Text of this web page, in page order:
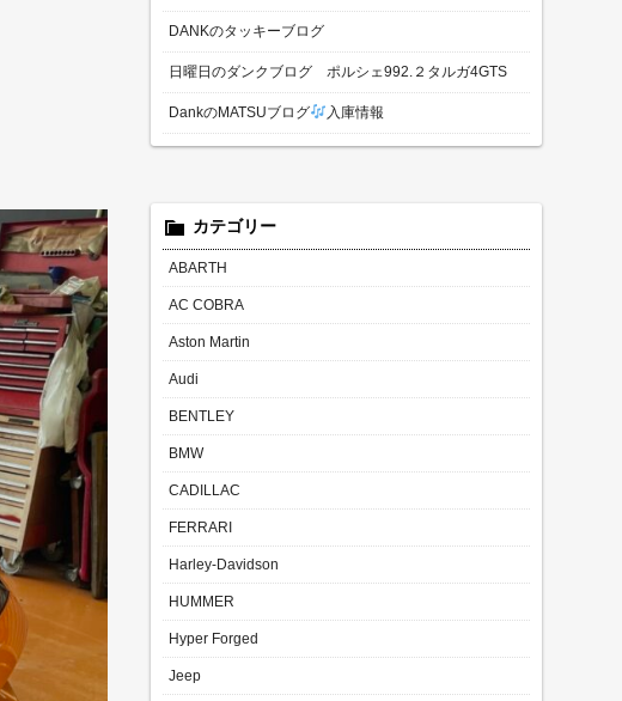
DANKのタッキーブログ
日曜日のダンクブログ ポルシェ992.２タルガ4GTS
DankのMATSUブログ 入庫情報
カテゴリー
ABARTH
AC COBRA
Aston Martin
Audi
BENTLEY
BMW
CADILLAC
FERRARI
Harley-Davidson
HUMMER
Hyper Forged
Jeep